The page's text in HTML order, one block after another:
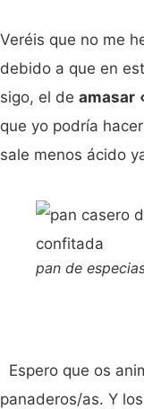
Veréis que no me
debido a que en
sigo, el de amasar
que yo podría
sale menos ácido
pan de
Espero que os
panaderos/as. Y